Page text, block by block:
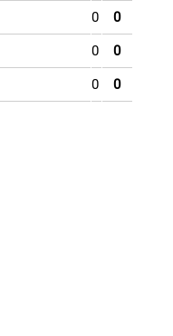
0 0
0 0
0 0